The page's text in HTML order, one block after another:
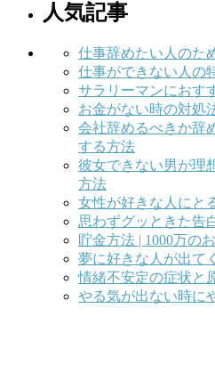
人気記事
仕事辞めたい人のた
仕事ができない人の
サラリーマンにおす
お金がない時の対処
会社辞めるべきか辞
する方法
彼女できない男が理
方法
女性が好きな人にと
思わずグッときた告
貯金方法 | 1000万の
夢に好きな人が出て
情緒不安定の症状と
やる気が出ない時に